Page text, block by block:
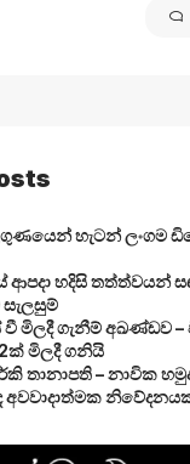
හැටන් ලංගම
ආපදා හදිසි තත්ත්වයන්
මිලදී ගැනීම් අඛණ්ඩව
මිලදී ගනියි
තානාපති – නාවික
අවවාදාත්මක